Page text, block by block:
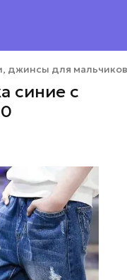
джинсы для
синие с